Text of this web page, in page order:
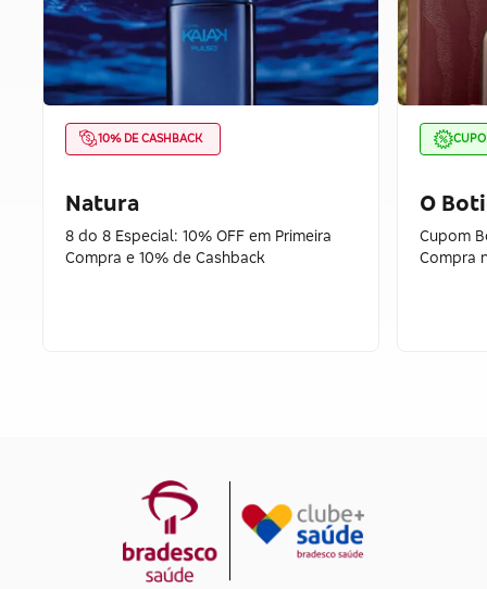
10% DE CASHBACK
Natura
8 do 8 Especial: 10% OFF em Primeira
Compra e 10% de Cashback
O
Cupom
Compra